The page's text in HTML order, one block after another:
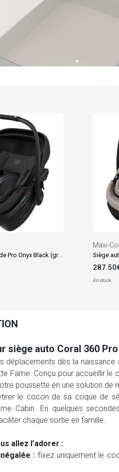
Siège auto Coral Slide Pro Onyx Black (groupe 0+)
Maxi-
En stock
siège auto Coral 360
déplacements dès la naissance
Fame. Conçu pour accueillir le
poussette en une solution de
le cocon de sa coque de
Cabin. En quelques
chaque sortie en famille.
allez l’adorer :
: fixez uniquement le